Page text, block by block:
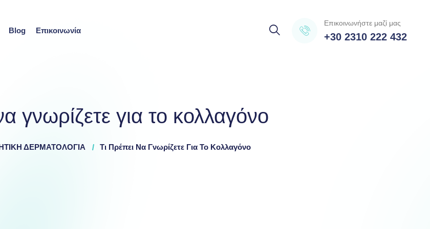
Blog Επικοινωνία
Επικοινωνήστε μαζί μας
+30 2310 222 432
γνωρίζετε για το κολλαγόνο
ΔΕΡΜΑΤΟΛΟΓΙΑ Τι Πρέπει Να Γνωρίζετε Για Το Κολλαγόνο